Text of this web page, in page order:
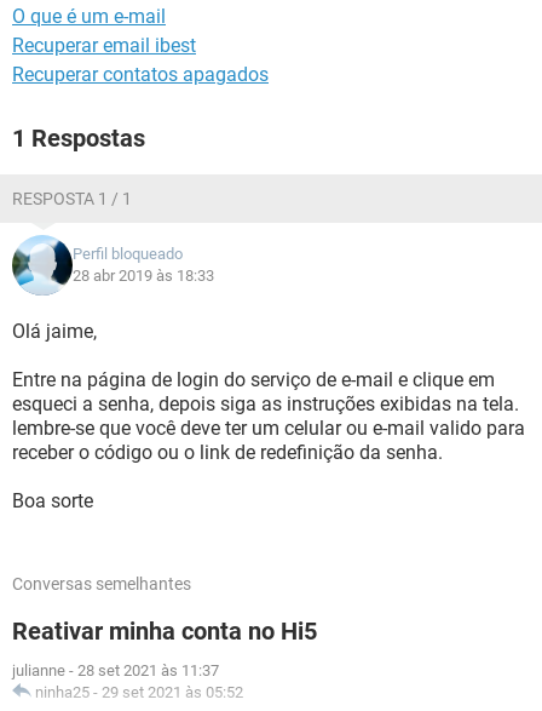
O que é um e-mail
Recuperar email ibest
Recuperar contatos apagados
1 Respostas
RESPOSTA 1 / 1
Perfil bloqueado
28 abr 2019 às 18:33
Olá jaime,
Entre na página de login do serviço de e-mail e clique em
esqueci a senha, depois siga as instruções exibidas na tela.
lembre-se que você deve ter um celular ou e-mail valido para
receber o código ou o link de redefinição da senha.
Boa sorte
Conversas semelhantes
Reativar minha conta no Hi5
julianne - 28 set 2021 às 11:37
ninha25 - 29 set 2021 às 05:52